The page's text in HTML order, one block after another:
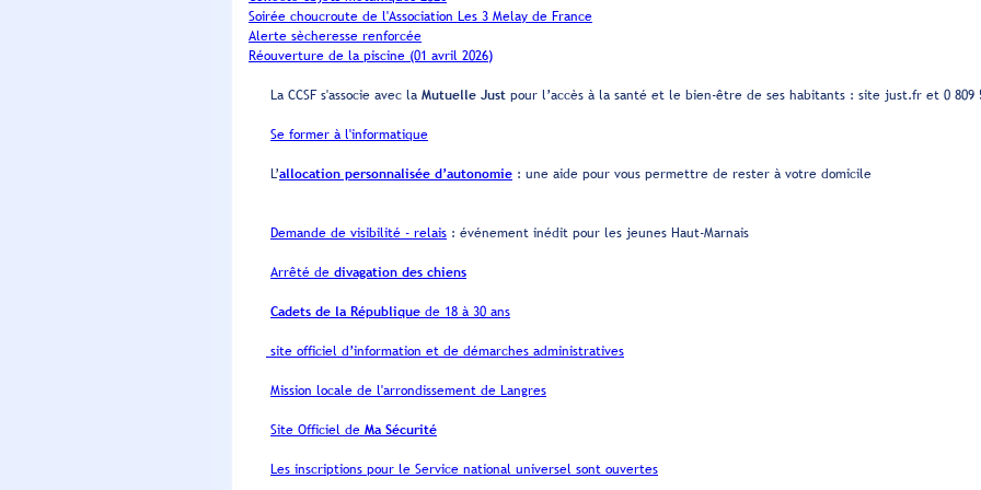
Soirée choucroute de l'Association Les 3 Melay de France
Alerte sècheresse renforcée
Réouverture de la piscine (01 avril 2026)
La CCSF s'associe avec la Mutuelle Just pour l’accès à la santé et le bien-être de ses habitants : site just.fr et 0 809
Se former à l'informatique
L’allocation personnalisée d’autonomie : une aide pour vous permettre de rester à votre domicile
Demande de visibilité - relais : événement inédit pour les jeunes Haut-Marnais
Arrêté de divagation des chiens
Cadets de la République de 18 à 30 ans
site officiel d’information et de démarches administratives
Mission locale de l'arrondissement de Langres
Site Officiel de Ma Sécurité
Les inscriptions pour le Service national universel sont ouvertes